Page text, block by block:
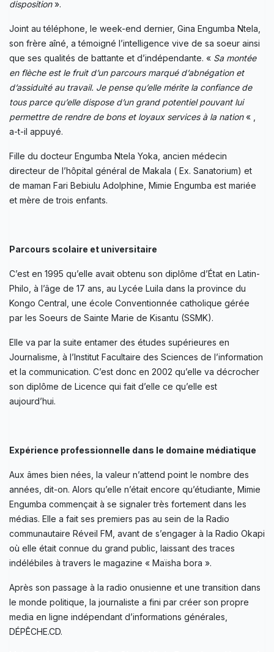
disposition».
Joint au téléphone, le week-end dernier, Gina Engumba Ntela,
son frère aîné, a témoigné l’intelligence vive de sa soeur ainsi
que ses qualités de battante et d’indépendante. « Sa montée
en flèche est le fruit d’un parcours marqué d’abnégation et
d’assiduité au travail. Je pense qu’elle mérite la confiance de
tous parce qu’elle dispose d’un grand potentiel pouvant lui
permettre de rendre de bons et loyaux services à la nation« ,
a-t-il appuyé.
Fille du docteur Engumba Ntela Yoka, ancien médecin
directeur de l’hôpital général de Makala ( Ex. Sanatorium) et
de maman Fari Bebiulu Adolphine, Mimie Engumba est mariée
et mère de trois enfants.
Parcours scolaire et universitaire
C’est en 1995 qu’elle avait obtenu son diplôme d’État en Latin-
Philo, à l’âge de 17 ans, au Lycée Luila dans la province du
Kongo Central, une école Conventionnée catholique gérée
par les Soeurs de Sainte Marie de Kisantu (SSMK).
Elle va par la suite entamer des études supérieures en
Journalisme, à l’Institut Facultaire des Sciences de l’information
et la communication. C’est donc en 2002 qu’elle va décrocher
son diplôme de Licence qui fait d’elle ce qu’elle est
aujourd’hui.
Expérience professionnelle dans le domaine médiatique
Aux âmes bien nées, la valeur n’attend point le nombre des
années, dit-on. Alors qu’elle n’était encore qu’étudiante, Mimie
Engumba commençait à se signaler très fortement dans les
médias. Elle a fait ses premiers pas au sein de la Radio
communautaire Réveil FM, avant de s’engager à la Radio Okapi
où elle était connue du grand public, laissant des traces
indélébiles à travers le magazine « Maïsha bora ».
Après son passage à la radio onusienne et une transition dans
le monde politique, la journaliste a fini par créer son propre
media en ligne indépendant d’informations générales,
DÉPÊCHE.CD.